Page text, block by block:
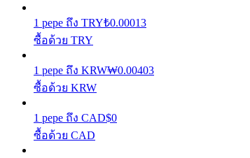
พาวเวอร์พิกกี้
รับรางวัลการแข่งขันทุกวัน
1 pepe ถึง TRY₺0.00013
ซื้อด้วย TRY
1 pepe ถึง KRW₩0.00403
ซื้อด้วย KRW
1 pepe ถึง CAD$0
ซื้อด้วย CAD